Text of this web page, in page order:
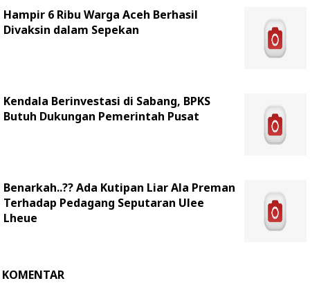
Hampir 6 Ribu Warga Aceh Berhasil
Divaksin dalam Sepekan
Kendala Berinvestasi di Sabang, BPKS
Butuh Dukungan Pemerintah Pusat
Benarkah..?? Ada Kutipan Liar Ala Preman
Terhadap Pedagang Seputaran Ulee
Lheue
KOMENTAR